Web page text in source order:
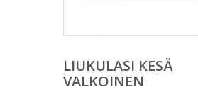
LIUKULASI KESÄ
VALKOINEN